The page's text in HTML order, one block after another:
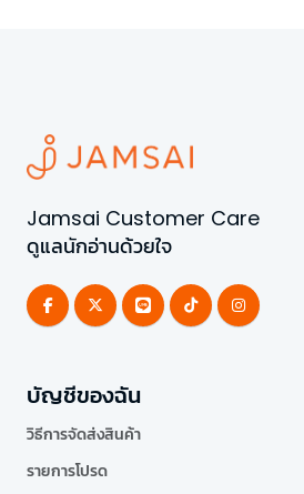
Jamsai Customer Care
ดูแลนักอ่านด้วยใจ
บัญชีของฉัน
วิธีการจัดส่งสินค้า
รายการโปรด